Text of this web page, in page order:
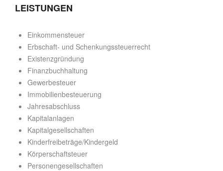
LEISTUNGEN
Einkommensteuer
Erbschaft- und Schenkungssteuerrecht
Existenzgründung
Finanzbuchhaltung
Gewerbesteuer
Immobilienbesteuerung
Jahresabschluss
Kapitalanlagen
Kapitalgesellschaften
Kinderfreibeträge/Kindergeld
Körperschaftsteuer
Personengesellschaften